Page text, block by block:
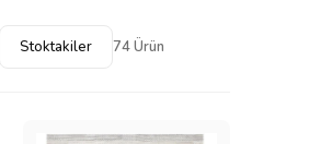
Stoktakiler 74 Ürün